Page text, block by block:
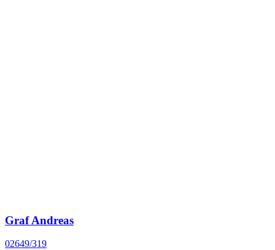
Graf Andreas
02649/319